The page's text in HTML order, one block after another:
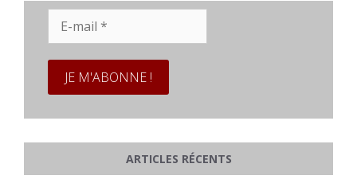
mail
ARTICLES RÉCENTS